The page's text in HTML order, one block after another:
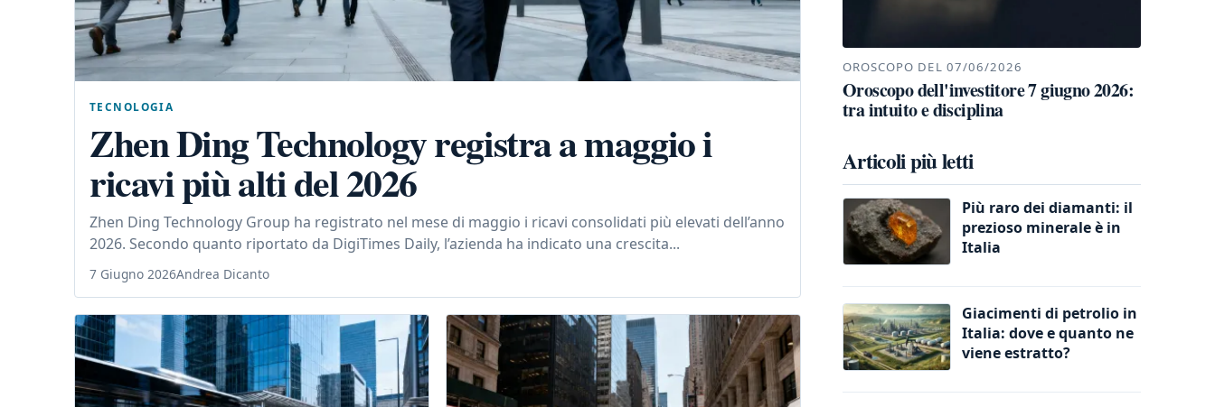
TECNOLOGIA
Zhen Ding Technology registra a maggio i
ricavi più alti del 2026
Zhen Ding Technology Group ha registrato nel mese di maggio i ricavi consolidati più elevati dell’anno
2026. Secondo quanto riportato da DigiTimes Daily, l’azienda ha indicato una crescita...
7 Giugno 2026Andrea Dicanto
OROSCOPO DEL 07/06/2026
Oroscopo dell'investitore 7 giugno 2026:
tra intuito e disciplina
Articoli più letti
Più raro dei diamanti: il
prezioso minerale è in
Italia
Giacimenti di petrolio in
Italia: dove e quanto ne
viene estratto?